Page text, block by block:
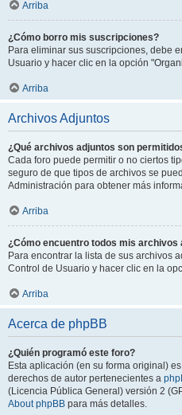
Arriba
¿Cómo borro mis suscripciones?
Para eliminar sus suscripciones, debe
Usuario y hacer clic en la opción
Arriba
Archivos Adjuntos
¿Qué archivos adjuntos son
Cada foro puede permitir o no ciertos
seguro de que tipos de archivos se
Administración para obtener más
Arriba
¿Cómo encuentro todos mis archivos
Para encontrar la lista de sus archivos
Control de Usuario y hacer clic en la
Arriba
Acerca de phpBB
¿Quién programó este foro?
Esta aplicación (en su forma original)
derechos de autor pertenecientes a
(Licencia Pública General) versión 2
About phpBB para más detalles.